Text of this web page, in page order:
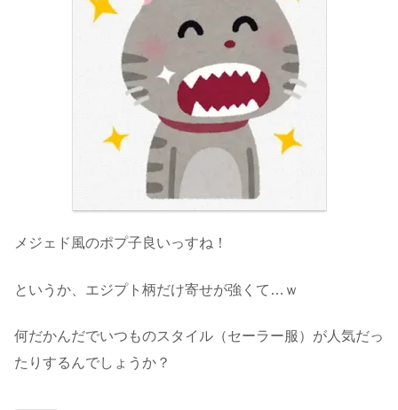
メジェド風のポプ子良いっすね！
というか、エジプト柄だけ寄せが強くて…ｗ
何だかんだでいつものスタイル（セーラー服）が人気だっ
たりするんでしょうか？